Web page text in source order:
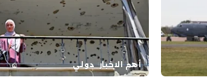
أهم الاخبار دولي